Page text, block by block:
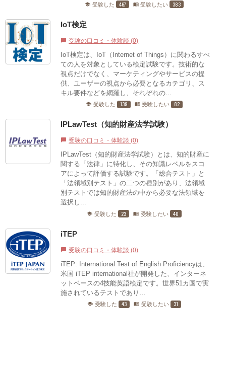
school 受験した 467 menu_book 受験したい 383
IoT検定
chat_bubble 受験の口コミ・体験談 (0)
IoT検定は、IoT（Internet of Things）に関わるすべ
ての人を対象としている検定試験です。技術的な
視点だけでなく、マーケティングやサービスの提
供、ユーザーの視点から必要となるカテゴリ、ス
キル要件などを網羅し、それぞれの...
school 受験した 139 menu_book 受験したい 82
IPLawTest（知的財産法学試験）
chat_bubble 受験の口コミ・体験談 (0)
IPLawTest（知的財産法学試験）とは、知的財産に
関する「法律」に特化し、その知識レベルをスコ
アによって評価する試験です。「総合テスト」と
「法領域別テスト」の二つの種別があり、法領域
別テストでは知的財産法の中から必要な法領域を
選択し...
school 受験した 23 menu_book 受験したい 40
iTEP
chat_bubble 受験の口コミ・体験談 (0)
iTEP: International Test of English Proficiencyは、
米国 iTEP international社が開発した、インターネ
ットベースの4技能英語検定です。世界51カ国で実
施されているテストであり...
school 受験した 43 menu_book 受験したい 31